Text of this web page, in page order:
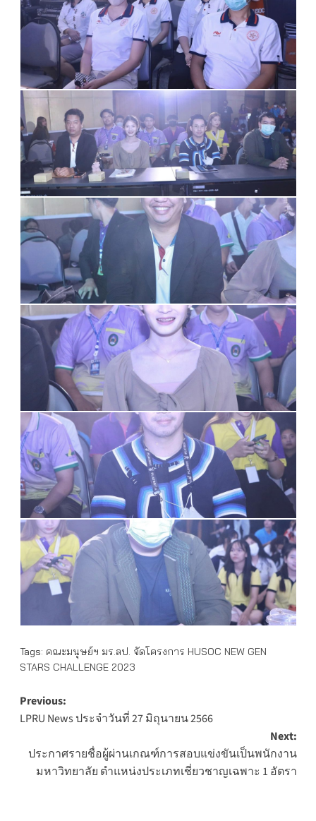
Tags: คณะมนุษย์ฯ มร.ลป. จัดโครงการ HUSOC NEW GEN
STARS CHALLENGE 2023
Post
navigation
Previous:
LPRU News ประจำวันที่ 27 มิถุนายน 2566
Next:
ประกาศรายชื่อผู้ผ่านเกณฑ์การสอบแข่งขันเป็นพนักงาน
มหาวิทยาลัย ตำแหน่งประเภทเชี่ยวชาญเฉพาะ 1 อัตรา